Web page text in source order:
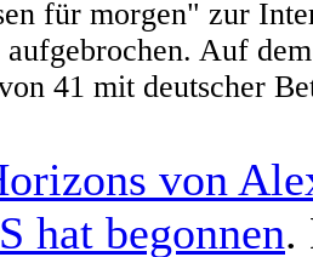
für morgen" zur
aufgebrochen. Auf
41 mit deutscher
von
hat begonnen.